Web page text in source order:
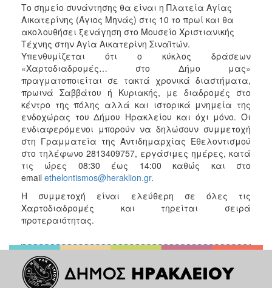
ΤΟΠΟΣ
ΠΟΛΙΤΙΣΜΟΣ
ΑΝΘΕΚΤΙΚΗ
ΠΟΛΗ
Το σημείο συνάντησης θα είναι η Πλατεία Αγίας
Αικατερίνης (Άγιος Μηνάς) στις 10 το πρωί και θα
ακολουθήσει ξενάγηση στο Μουσείο Χριστιανικής
Τέχνης στην Αγία Αικατερίνη Σιναϊτών.
Υπενθυμίζεται ότι ο κύκλος δράσεων
«Χαρτοδιαδρομές… στο Δήμο μας»
πραγματοποιείται σε τακτά χρονικά διαστήματα,
πρωινά Σαββάτου ή Κυριακής, με διαδρομές στο
κέντρο της πόλης αλλά και ιστορικά μνημεία της
ενδοχώρας του Δήμου Ηρακλείου και όχι μόνο. Οι
ενδιαφερόμενοι μπορούν να δηλώσουν συμμετοχή
στη Γραμματεία της Αντιδημαρχίας Εθελοντισμού
στο τηλέφωνο 2813409757, εργάσιμες ημέρες, κατά
τις ώρες 08:30 έως 14:00 καθώς και στο
email ethelontismos@heraklion.gr.
Η συμμετοχή είναι ελεύθερη σε όλες τις
Χαρτοδιαδρομές και τηρείται σειρά
προτεραιότητας.